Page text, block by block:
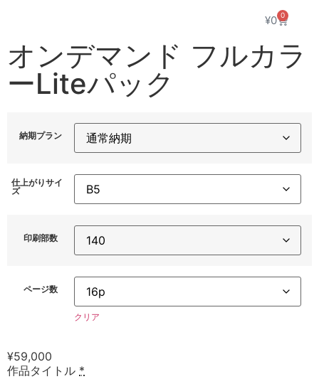
¥0 0
オンデマンド フルカラ
ーLiteパック
納期プラン
仕上がりサイ
ズ
印刷部数
ページ数
クリア
¥59,000
作品タイトル *